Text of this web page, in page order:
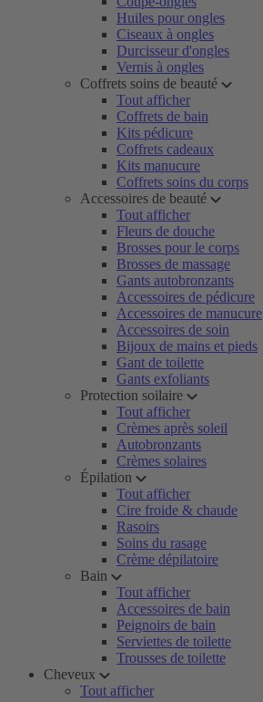
Huiles pour ongles
Ciseaux à ongles
Durcisseur d'ongles
Vernis à ongles
Coffrets soins de beauté
Tout afficher
Coffrets de bain
Kits pédicure
Coffrets cadeaux
Kits manucure
Coffrets soins du corps
Accessoires de beauté
Tout afficher
Fleurs de douche
Brosses pour le corps
Brosses de massage
Gants autobronzants
Accessoires de pédicure
Accessoires de manucure
Accessoires de soin
Bijoux de mains et pieds
Gant de toilette
Gants exfoliants
Protection soilaire
Tout afficher
Crèmes après soleil
Autobronzants
Crèmes solaires
Épilation
Tout afficher
Cire froide & chaude
Rasoirs
Soins du rasage
Crème dépilatoire
Bain
Tout afficher
Accessoires de bain
Peignoirs de bain
Serviettes de toilette
Trousses de toilette
Cheveux
Tout afficher